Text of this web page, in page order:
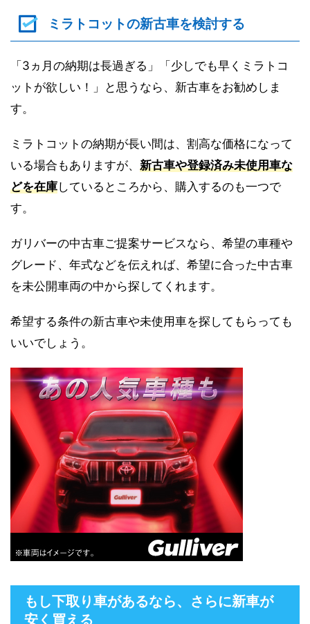
ミラトコットの新古車を検討する
「3ヵ月の納期は長過ぎる」「少しでも早くミラトコ
ットが欲しい！」と思うなら、新古車をお勧めしま
す。
ミラトコットの納期が長い間は、割高な価格になって
いる場合もありますが、 新古車や登録済み未使用車な
どを在庫しているところから、購入するのも一つで
す。
ガリバーの中古車ご提案サービスなら、希望の車種や
グレード、年式などを伝えれば、希望に合った中古車
を未公開車両の中から探してくれます。
希望する条件の新古車や未使用車を探してもらっても
いいでしょう。
もし下取り車があるなら、さらに新車が
安く買える